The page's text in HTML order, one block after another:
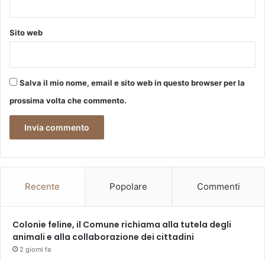
Sito web
Salva il mio nome, email e sito web in questo browser per la
prossima volta che commento.
Recente Popolare Commenti
Colonie feline, il Comune richiama alla tutela degli
animali e alla collaborazione dei cittadini
2 giorni fa